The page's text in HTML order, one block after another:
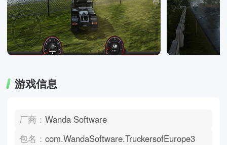
游戏信息
厂商：Wanda Software
包名：com.WandaSoftware.TruckersofEurope3